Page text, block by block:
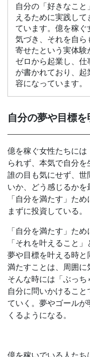
自分の「好きなこ
えるために実践し
ています。億を稼
気づき、それを自ら
寄せたという実体験
ゼロから起業し、
が書かれており、
容になっています。
自分の夢や目標
億を稼ぐ女性たちに
られず、本気で自分を
誰の目も気にせず、
いか、どう感じるか
「自分を満たす」た
まずに投資している。
「自分を満たす」た
「それを叶えること
夢や目標を叶える時
満たすことは、周囲に
そんな時には「ぶっ
自分に問いかけるこ
ていく。夢やゴール
くるようになる。
億を稼いでいる人た